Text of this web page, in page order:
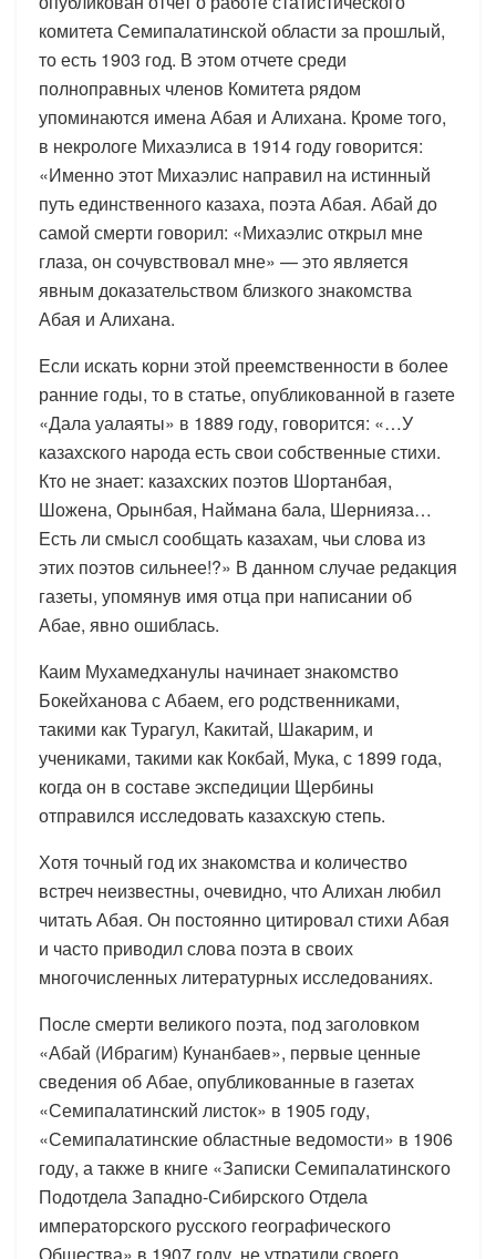
комитета Семипалатинской области за прошлый,
то есть 1903 год. В этом отчете среди
полноправных членов Комитета рядом
упоминаются имена Абая и Алихана. Кроме того,
в некрологе Михаэлиса в 1914 году говорится:
«Именно этот Михаэлис направил на истинный
путь единственного казаха, поэта Абая. Абай до
самой смерти говорил: «Михаэлис открыл мне
глаза, он сочувствовал мне» — это является
явным доказательством близкого знакомства
Абая и Алихана.
Если искать корни этой преемственности в более
ранние годы, то в статье, опубликованной в газете
«Дала уалаяты» в 1889 году, говорится: «…У
казахского народа есть свои собственные стихи.
Кто не знает: казахских поэтов Шортанбая,
Шожена, Орынбая, Наймана бала, Шернияза…
Есть ли смысл сообщать казахам, чьи слова из
этих поэтов сильнее!?» В данном случае редакция
газеты, упомянув имя отца при написании об
Абае, явно ошиблась.
Каим Мухамедханулы начинает знакомство
Бокейханова с Абаем, его родственниками,
такими как Турагул, Какитай, Шакарим, и
учениками, такими как Кокбай, Мука, с 1899 года,
когда он в составе экспедиции Щербины
отправился исследовать казахскую степь.
Хотя точный год их знакомства и количество
встреч неизвестны, очевидно, что Алихан любил
читать Абая. Он постоянно цитировал стихи Абая
и часто приводил слова поэта в своих
многочисленных литературных исследованиях.
После смерти великого поэта, под заголовком
«Абай (Ибрагим) Кунанбаев», первые ценные
сведения об Абае, опубликованные в газетах
«Семипалатинский листок» в 1905 году,
«Семипалатинские областные ведомости» в 1906
году, а также в книге «Записки Семипалатинского
Подотдела Западно-Сибирского Отдела
императорского русского географического
Общества» в 1907 году, не утратили своего